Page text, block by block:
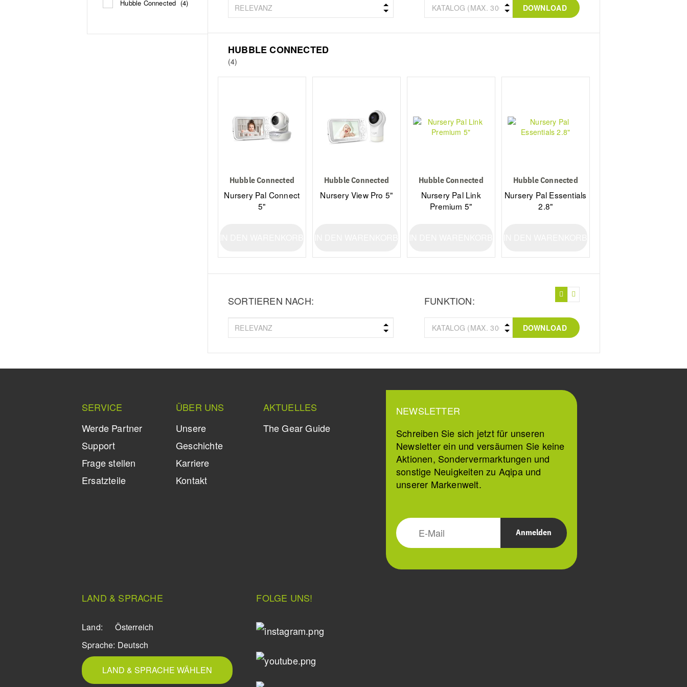
Hubble Connected (4) DOWNLOAD
HUBBLE CONNECTED
(4)
Hubble Connected
Nursery Pal Connect
5"
Hubble Connected
Nursery View Pro 5"
Hubble Connected
Nursery Pal Link
Premium 5"
Hubble Connected
Nursery Pal Essentials
2.8"
SORTIEREN NACH: FUNKTION:
DOWNLOAD
SERVICE
Werde Partner
Support
Frage stellen
Ersatzteile
ÜBER UNS
Unsere
Geschichte
Karriere
Kontakt
AKTUELLES
The Gear Guide
NEWSLETTER
Schreiben Sie sich jetzt für unseren
Newsletter ein und versäumen Sie keine
Aktionen, Sondervermarktungen und
sonstige Neuigkeiten zu Aqipa und
unserer Markenwelt.
FOLGE UNS!
LAND & SPRACHE
Land:
Österreich
Sprache: Deutsch
LAND & SPRACHE WÄHLEN